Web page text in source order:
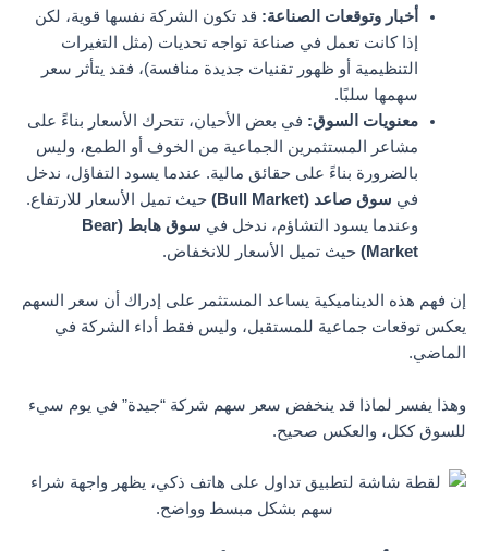
أخبار وتوقعات الصناعة: قد تكون الشركة نفسها قوية، لكن
إذا كانت تعمل في صناعة تواجه تحديات (مثل التغيرات
التنظيمية أو ظهور تقنيات جديدة منافسة)، فقد يتأثر سعر
سهمها سلبًا.
معنويات السوق: في بعض الأحيان، تتحرك الأسعار بناءً على
مشاعر المستثمرين الجماعية من الخوف أو الطمع، وليس
بالضرورة بناءً على حقائق مالية. عندما يسود التفاؤل، ندخل
في سوق صاعد (Bull Market)
حيث تميل الأسعار للارتفاع.
وعندما يسود التشاؤم، ندخل في
سوق هابط (Bear
Market) حيث تميل الأسعار للانخفاض.
إن فهم هذه الديناميكية يساعد المستثمر على إدراك أن سعر السهم
يعكس توقعات جماعية للمستقبل، وليس فقط أداء الشركة في
الماضي.
وهذا يفسر لماذا قد ينخفض سعر سهم شركة “جيدة” في يوم سيء
للسوق ككل، والعكس صحيح.